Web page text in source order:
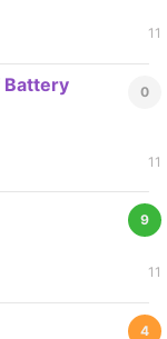
11
0
Battery
11
9
11
4